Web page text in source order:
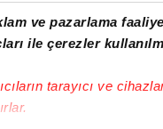
ve pazarlama
ile çerezler
tarayıcı ve